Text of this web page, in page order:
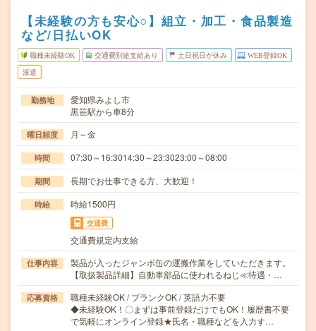
【未経験の方も安心○】組立・加工・食品製造
など/日払いOK
職種未経験OK 交通費別途支給あり 土日祝日が休み WEB登録OK
派遣
勤務地
愛知県みよし市
黒笹駅から車8分
曜日頻度 月～金
時間 07:30～16:3014:30～23:3023:00～08:00
期間 長期でお仕事できる方、大歓迎！
時給 時給1500円
交通費
交通費規定内支給
仕事内容
製品が入ったジャンボ缶の運搬作業をしていただきます。
【取扱製品詳細】自動車部品に使われるねじ≪待遇・…
応募資格
職種未経験OK / ブランクOK / 英語力不要
◆未経験OK！〇まずは事前登録だけでもOK！履歴書不要
で気軽にオンライン登録★氏名・職種などを入力す…